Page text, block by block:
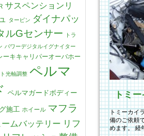
トミーカイ
備のご依頼
めます。 経
サスペンションリ
タービン ダイナパッ
ルGセンサー
トラ
パワーデジタルイグナイター
ーキキャリパーオーバホー
光軸調整 ペルマ
ペルマガードボディー
施工 ホイール マフラ
ームバッテリー リフ